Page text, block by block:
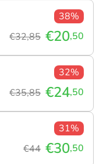
38%
€32,85 €20,50
32%
€35,85 €24,50
31%
€44 €30,50